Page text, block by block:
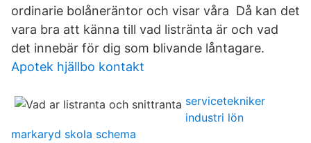
ordinarie bolåneräntor och visar våra Då kan det
vara bra att känna till vad listränta är och vad
det innebär för dig som blivande låntagare.
Apotek hjällbo kontakt
servicetekniker
industri lön
markaryd skola schema